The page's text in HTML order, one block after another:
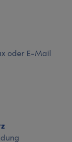
oder E-Mail